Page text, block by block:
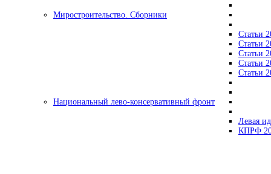
Миростроительство. Сборники
Статьи
Статьи
Статьи
Статьи
Статьи
Национальный лево-консервативный фронт
Левая
КПРФ